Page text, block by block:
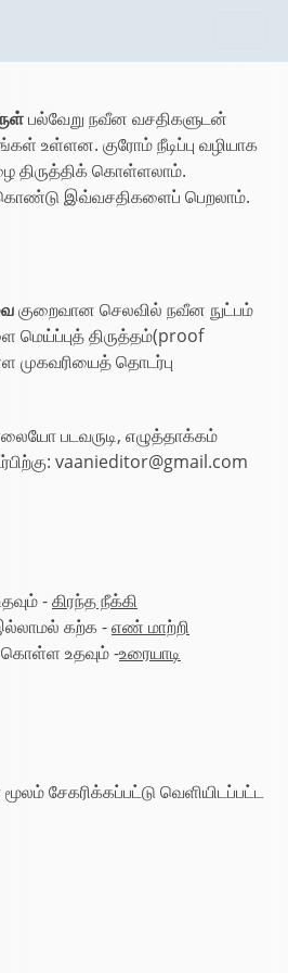
பல்வேறு நவீன வசதிகளுடன்
உள்ளன. குரோம் நீடிப்பு வழியாக
திருத்திக் கொள்ளலாம்.
இவ்வசதிகளைப் பெறலாம்.
குறைவான செலவில் நவீன நுட்பம்
திருத்தம்(proof
முகவரியைத் தொடர்பு
படவருடி, எழுத்தாக்கம்
vaanieditor@gmail.com
-கிரந்த நீக்கி
கற்க -எண் மாற்றி
உதவும் -உரையாடி
சேகரிக்கப்பட்டு வெளியிடப்பட்ட